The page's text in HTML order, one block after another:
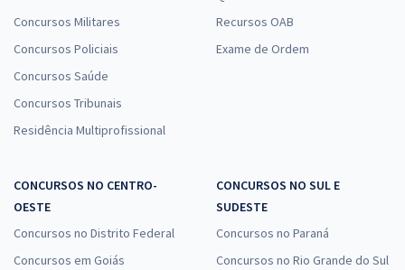
SESA PR - Secretaria de Saúde do Estado do Paraná - Técnico de
Laboratório
à vista
SESA PR - Secretaria de Saúde do Estado do Paraná - Técnico em
Segurança do Trabalho
à vista
Concursos Militares
Concursos Policiais
Concursos Saúde
Concursos Tribunais
Residência Multiprofissional
Recursos OAB
Exame de Ordem
CONCURSOS NO CENTRO-
OESTE
Concursos no Distrito Federal
Concursos em Goiás
CONCURSOS NO SUL E
SUDESTE
Concursos no Paraná
Concursos no Rio Grande do Sul